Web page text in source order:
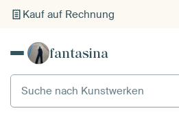
Kauf auf Rechnung
Individueller Druck auf Bestellung
fantasina
Suche nach Kunstwerken